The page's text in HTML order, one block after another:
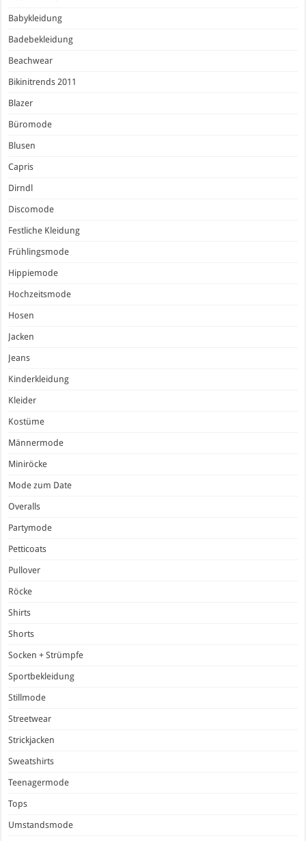
Babykleidung
Badebekleidung
Beachwear
Bikinitrends 2011
Blazer
Büromode
Blusen
Capris
Dirndl
Discomode
Festliche Kleidung
Frühlingsmode
Hippiemode
Hochzeitsmode
Hosen
Jacken
Jeans
Kinderkleidung
Kleider
Kostüme
Männermode
Miniröcke
Mode zum Date
Overalls
Partymode
Petticoats
Pullover
Röcke
Shirts
Shorts
Socken + Strümpfe
Sportbekleidung
Stillmode
Streetwear
Strickjacken
Sweatshirts
Teenagermode
Tops
Umstandsmode